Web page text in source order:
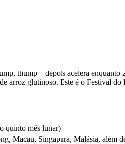
thump—depois acelera enquanto
arroz glutinoso. Este é o Festival
quinto mês lunar)
Macau, Singapura, Malásia, além